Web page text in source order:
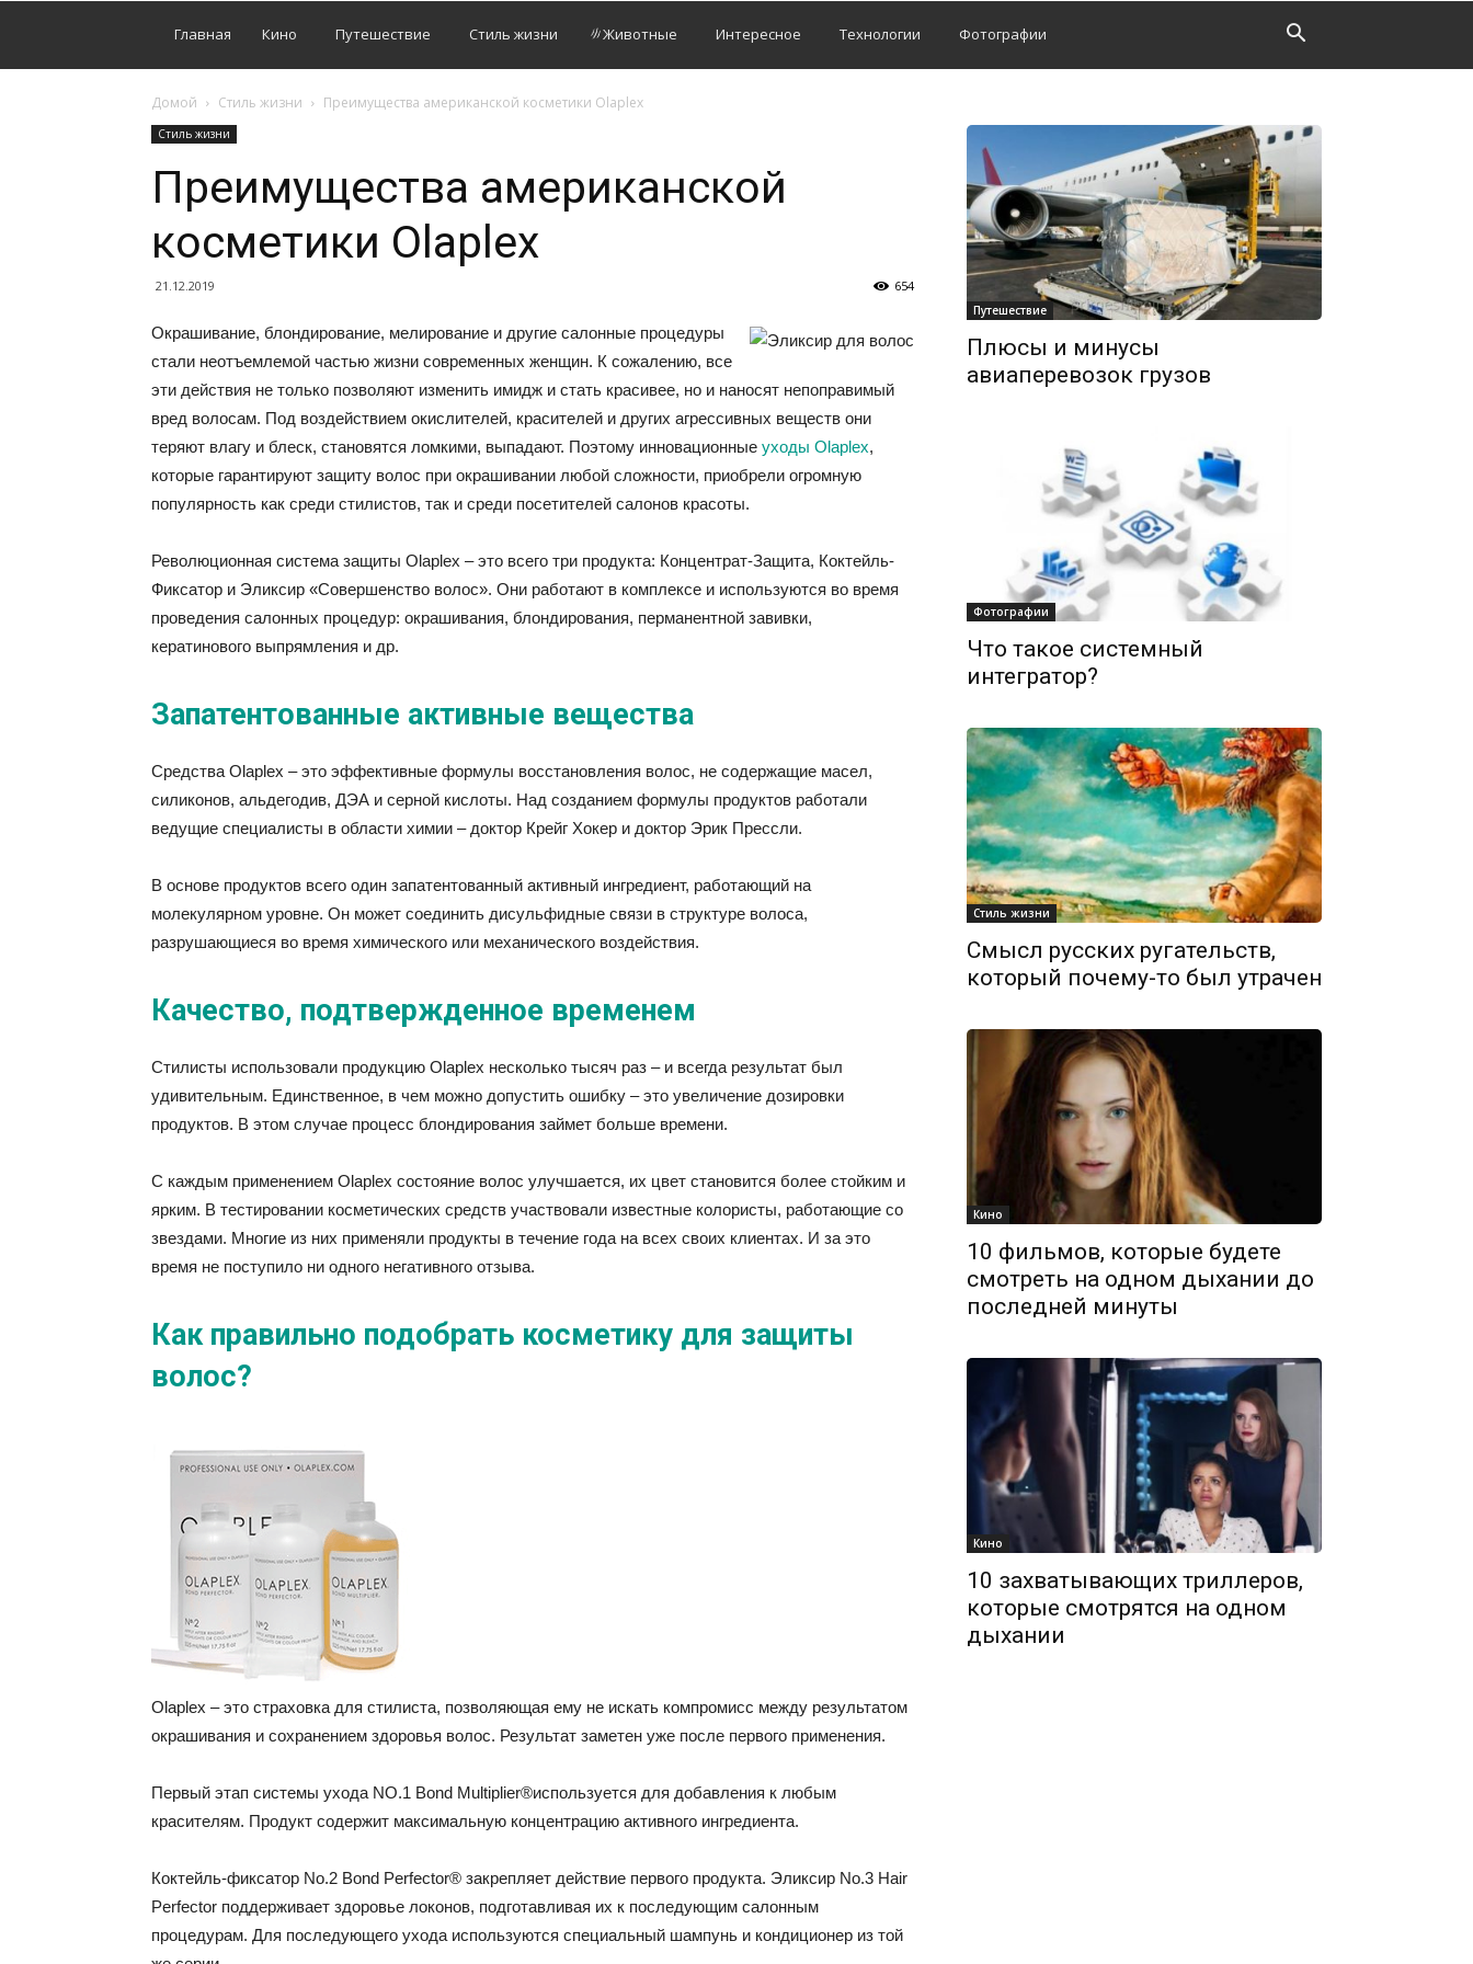
Главная Кино Путешествие Стиль жизни Животные Интересное Технологии Фотографии
Домой Стиль жизни Преимущества американской косметики Olaplex
Стиль жизни
Преимущества американской
косметики Olaplex
21.12.2019 654
Окрашивание, блондирование, мелирование и другие салонные процедуры
стали неотъемлемой частью жизни современных женщин. К сожалению, все
эти действия не только позволяют изменить имидж и стать красивее, но и наносят непоправимый
вред волосам. Под воздействием окислителей, красителей и других агрессивных веществ они
теряют влагу и блеск, становятся ломкими, выпадают. Поэтому инновационные уходы Olaplex,
которые гарантируют защиту волос при окрашивании любой сложности, приобрели огромную
популярность как среди стилистов, так и среди посетителей салонов красоты.
Революционная система защиты Olaplex – это всего три продукта: Концентрат-Защита, Коктейль-
Фиксатор и Эликсир «Совершенство волос». Они работают в комплексе и используются во время
проведения салонных процедур: окрашивания, блондирования, перманентной завивки,
кератинового выпрямления и др.
Запатентованные активные вещества
Средства Olaplex – это эффективные формулы восстановления волос, не содержащие масел,
силиконов, альдегодив, ДЭА и серной кислоты. Над созданием формулы продуктов работали
ведущие специалисты в области химии – доктор Крейг Хокер и доктор Эрик Прессли.
В основе продуктов всего один запатентованный активный ингредиент, работающий на
молекулярном уровне. Он может соединить дисульфидные связи в структуре волоса,
разрушающиеся во время химического или механического воздействия.
Качество, подтвержденное временем
Стилисты использовали продукцию Olaplex несколько тысяч раз – и всегда результат был
удивительным. Единственное, в чем можно допустить ошибку – это увеличение дозировки
продуктов. В этом случае процесс блондирования займет больше времени.
С каждым применением Olaplex состояние волос улучшается, их цвет становится более стойким и
ярким. В тестировании косметических средств участвовали известные колористы, работающие со
звездами. Многие из них применяли продукты в течение года на всех своих клиентах. И за это
время не поступило ни одного негативного отзыва.
Как правильно подобрать косметику для защиты
волос?
Olaplex – это страховка для стилиста, позволяющая ему не искать компромисс между результатом
окрашивания и сохранением здоровья волос. Результат заметен уже после первого применения.
Первый этап системы ухода NO.1 Bond Multiplier®используется для добавления к любым
красителям. Продукт содержит максимальную концентрацию активного ингредиента.
Коктейль-фиксатор No.2 Bond Perfector® закрепляет действие первого продукта. Эликсир No.3 Hair
Perfector поддерживает здоровье локонов, подготавливая их к последующим салонным
процедурам. Для последующего ухода используются специальный шампунь и кондиционер из той
Путешествие
Плюсы и минусы
авиаперевозок грузов
Фотографии
Что такое системный
интегратор?
Стиль жизни
Смысл русских ругательств,
который почему-то был утрачен
Кино
10 фильмов, которые будете
смотреть на одном дыхании до
последней минуты
Кино
10 захватывающих триллеров,
которые смотрятся на одном
дыхании